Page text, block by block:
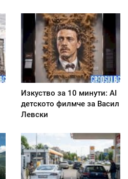
Изкуство за 10 минути: AI
детското филмче за Васил
Левски